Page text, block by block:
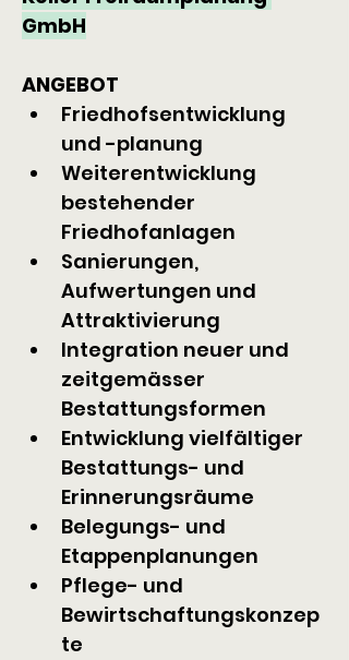
GmbH
ANGEBOT
Friedhofsentwicklung
und -planung
Weiterentwicklung
bestehender
Friedhofanlagen
Sanierungen,
Aufwertungen und
Attraktivierung
Integration neuer und
zeitgemässer
Bestattungsformen
Entwicklung vielfältiger
Bestattungs- und
Erinnerungsräume
Belegungs- und
Etappenplanungen
Pflege- und
Bewirtschaftungskonzep
te